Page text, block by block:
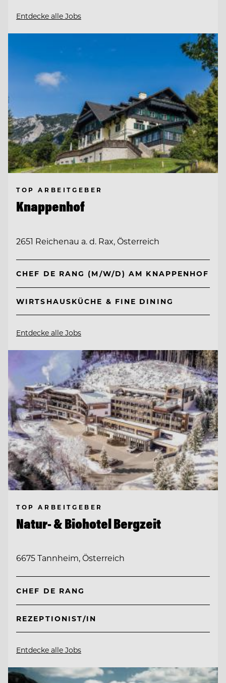
Entdecke alle Jobs
TOP ARBEITGEBER
Knappenhof
2651 Reichenau a. d. Rax, Österreich
CHEF DE RANG (M/W/D) AM KNAPPENHOF
WIRTSHAUSKÜCHE & FINE DINING
Entdecke alle Jobs
TOP ARBEITGEBER
Natur- & Biohotel Bergzeit
6675 Tannheim, Österreich
CHEF DE RANG
REZEPTIONIST/IN
Entdecke alle Jobs